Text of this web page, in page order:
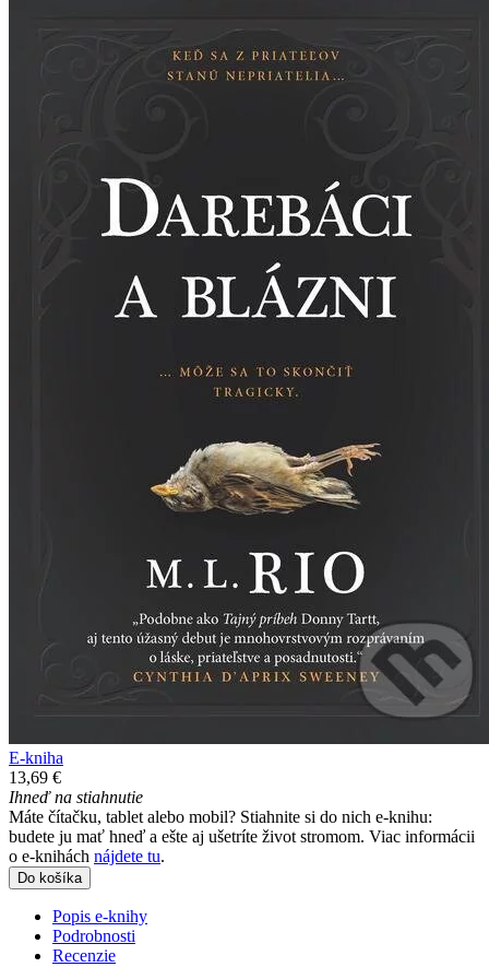
E-kniha
13,69 €
Ihneď na stiahnutie
Máte čítačku, tablet alebo mobil? Stiahnite si do nich e-knihu:
budete ju mať hneď a ešte aj ušetríte život stromom. Viac informácii
o e-knihách nájdete tu.
Do košíka
Popis e-knihy
Podrobnosti
Recenzie